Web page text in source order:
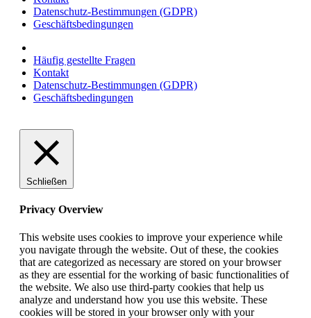
Datenschutz-Bestimmungen (GDPR)
Geschäftsbedingungen
Häufig gestellte Fragen
Kontakt
Datenschutz-Bestimmungen (GDPR)
Geschäftsbedingungen
Schließen
Privacy Overview
This website uses cookies to improve your experience while
you navigate through the website. Out of these, the cookies
that are categorized as necessary are stored on your browser
as they are essential for the working of basic functionalities of
the website. We also use third-party cookies that help us
analyze and understand how you use this website. These
cookies will be stored in your browser only with your